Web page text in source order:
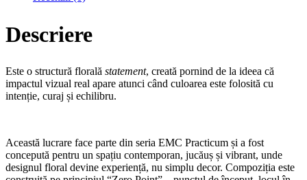
Descriere
Este o structură florală statement, creată pornind de la ideea că
impactul vizual real apare atunci când culoarea este folosită cu
intenție, curaj și echilibru.
Această lucrare face parte din seria EMC Practicum și a fost
concepută pentru un spațiu contemporan, jucăuș și vibrant, unde
designul floral devine experiență, nu simplu decor. Compoziția este